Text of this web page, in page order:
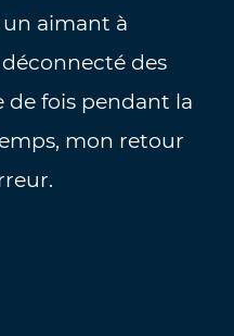
aimant à
déconnecté des
de fois pendant la
mon retour